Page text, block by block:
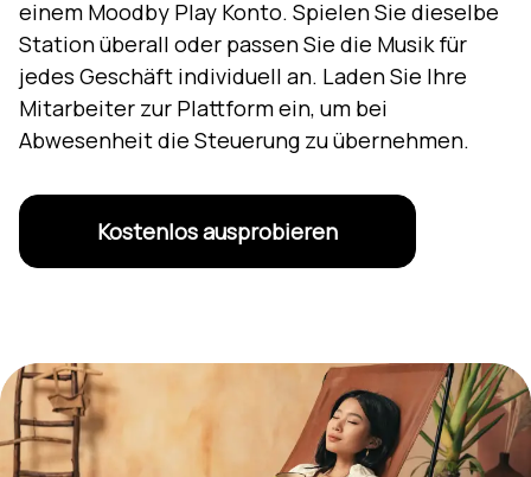
einem Moodby Play Konto. Spielen Sie dieselbe
Station überall oder passen Sie die Musik für
jedes Geschäft individuell an. Laden Sie Ihre
Mitarbeiter zur Plattform ein, um bei
Abwesenheit die Steuerung zu übernehmen.
Kostenlos ausprobieren